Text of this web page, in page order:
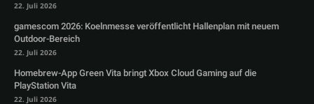
22. Juli 2026
gamescom 2026: Koelnmesse veröffentlicht Hallenplan mit neuem
Outdoor-Bereich
22. Juli 2026
Homebrew-App Green Vita bringt Xbox Cloud Gaming auf die
PlayStation Vita
22. Juli 2026